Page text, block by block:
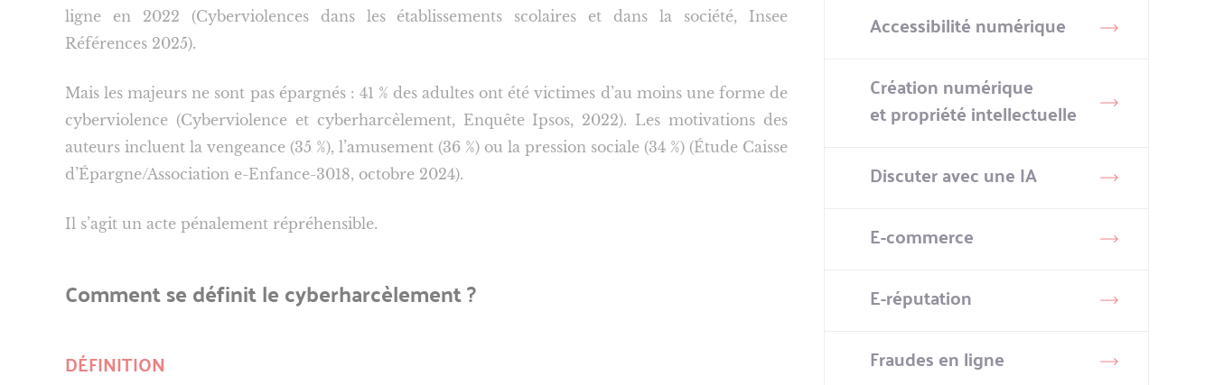
ligne en 2022 (Cyberviolences dans les établissements scolaires et dans la société, Insee
Références 2025).
Mais les majeurs ne sont pas épargnés : 41 % des adultes ont été victimes d’au moins une forme de
cyberviolence (Cyberviolence et cyberharcèlement, Enquête Ipsos, 2022). Les motivations des
auteurs incluent la vengeance (35 %), l’amusement (36 %) ou la pression sociale (34 %) (Étude Caisse
d’Épargne/Association e-Enfance-3018, octobre 2024).
Il s’agit un acte pénalement répréhensible.
Comment se définit le cyberharcèlement ?
DÉFINITION
Accessibilité numérique
Création numérique
et propriété intellectuelle
Discuter avec une IA
E-commerce
E-réputation
Fraudes en ligne